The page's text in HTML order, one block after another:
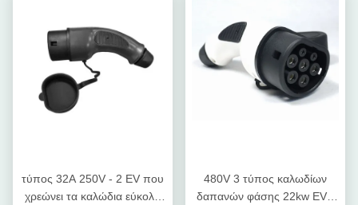
τύπος 32A 250V - 2 EV που
χρεώνει τα καλώδια εύκολα
480V 3 τύπος καλωδίων
δαπανών φάσης 22kw EV -